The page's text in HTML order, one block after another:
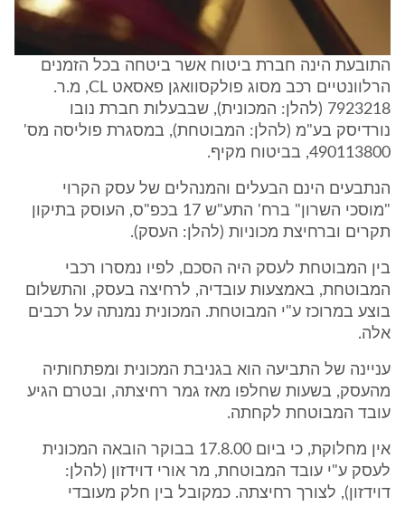
התובעת הינה חברת ביטוח אשר ביטחה בכל הזמנים
הרלוונטיים רכב מסוג פולקסוואגן פאסאט CL, מ.ר.
7923218 (להלן: המכונית), שבבעלות חברת נובו
נורדיסק בע"מ (להלן: המבוטחת), במסגרת פוליסה מס'
490113800, בביטוח מקיף.
הנתבעים הינם הבעלים והמנהלים של עסק הקרוי
"מוסכי השרון" ברח' התע"ש 17 בכפ"ס, העוסק בתיקון
תקרים וברחיצת מכוניות (להלן: העסק).
בין המבוטחת לעסק היה הסכם, לפיו נמסרו רכבי
המבוטחת, באמצעות עובדיה, לרחיצה בעסק, והתשלום
בוצע במרוכז ע"י המבוטחת. המכונית נמנתה על רכבים
אלה.
עניינה של התביעה הוא בגניבת המכונית ומפתחותיה
מהעסק, בשעות שחלפו מאז גמר רחיצתה, ובטרם הגיע
עובד המבוטחת לקחתה.
אין מחלוקת, כי ביום 17.8.00 בבוקר הובאה המכונית
לעסק ע"י עובד המבוטחת, מר אורי דוידזון (להלן:
דוידזון), לצורך רחיצתה. כמקובל בין חלק מעובדי